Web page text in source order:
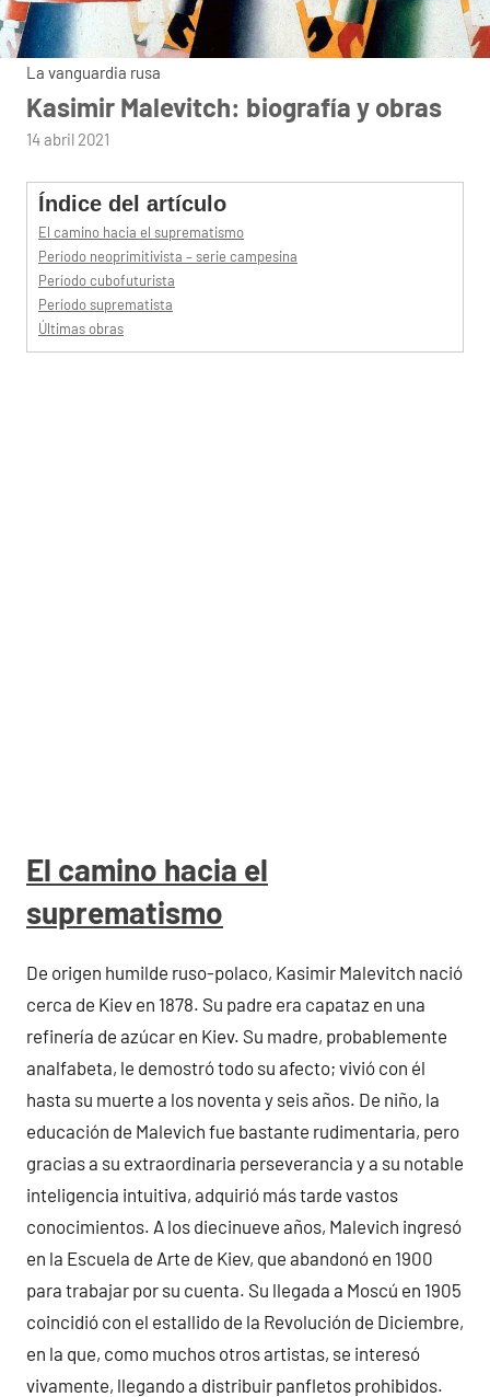
La vanguardia rusa
Kasimir Malevitch: biografía y obras
por
14 abril 2021
Índice del artículo
El camino hacia el suprematismo
Período neoprimitivista – serie campesina
Período cubofuturista
Período suprematista
Últimas obras
El camino hacia el
suprematismo
De origen humilde ruso-polaco, Kasimir Malevitch nació
cerca de Kiev en 1878. Su padre era capataz en una
refinería de azúcar en Kiev. Su madre, probablemente
analfabeta, le demostró todo su afecto; vivió con él
hasta su muerte a los noventa y seis años. De niño, la
educación de Malevich fue bastante rudimentaria, pero
gracias a su extraordinaria perseverancia y a su notable
inteligencia intuitiva, adquirió más tarde vastos
conocimientos. A los diecinueve años, Malevich ingresó
en la Escuela de Arte de Kiev, que abandonó en 1900
para trabajar por su cuenta. Su llegada a Moscú en 1905
coincidió con el estallido de la Revolución de Diciembre,
en la que, como muchos otros artistas, se interesó
vivamente, llegando a distribuir panfletos prohibidos.